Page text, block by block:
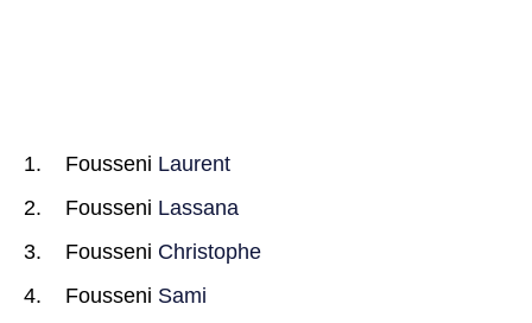
Fousseni Laurent
Fousseni Lassana
Fousseni Christophe
Fousseni Sami